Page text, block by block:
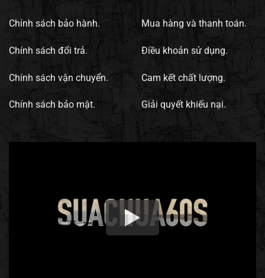
Chính sách bảo hành.
Chính sách đổi trả.
Chính sách vận chuyển.
Chính sách bảo mật.
Mua hàng và thanh toán.
Điều khoản sử dụng.
Cam kết chất lượng.
Giải quyết khiếu nại.